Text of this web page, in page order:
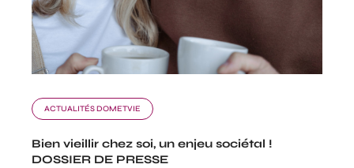
ACTUALITÉS DOMETVIE
Bien vieillir chez soi, un enjeu sociétal !
DOSSIER DE PRESSE